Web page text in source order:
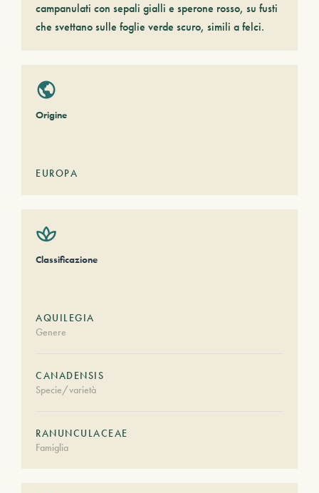
campanulati con sepali gialli e sperone rosso, su fusti
che svettano sulle foglie verde scuro, simili a felci.
Origine
EUROPA
Classificazione
AQUILEGIA
Genere
CANADENSIS
Specie/varietà
RANUNCULACEAE
Famiglia